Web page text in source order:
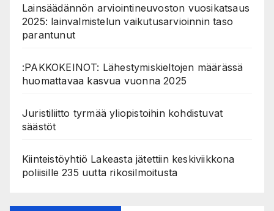
Lainsäädännön arviointineuvoston vuosikatsaus
2025: lainvalmistelun vaikutusarvioinnin taso
parantunut
:PAKKOKEINOT: Lähestymiskieltojen määrässä
huomattavaa kasvua vuonna 2025
Juristiliitto tyrmää yliopistoihin kohdistuvat
säästöt
Kiinteistöyhtiö Lakeasta jätettiin keskiviikkona
poliisille 235 uutta rikosilmoitusta